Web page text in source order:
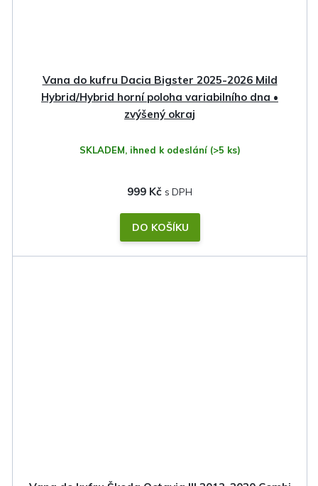
Vana do kufru Dacia Bigster 2025-2026 Mild
Hybrid/Hybrid horní poloha variabilního dna •
zvýšený okraj
SKLADEM, ihned k odeslání (>5 ks)
999 Kč
DO KOŠÍKU